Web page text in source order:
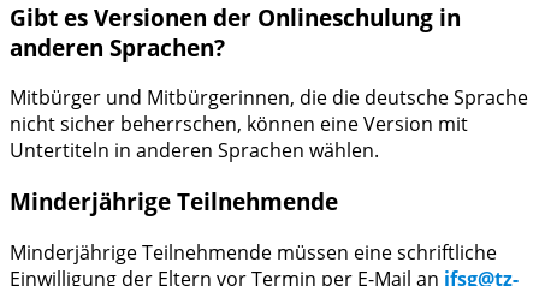
Gibt es Versionen der Onlineschulung in
anderen Sprachen?
Mitbürger und Mitbürgerinnen, die die deutsche Sprache
nicht sicher beherrschen, können eine Version mit
Untertiteln in anderen Sprachen wählen.
Minderjährige Teilnehmende
Minderjährige Teilnehmende müssen eine schriftliche
Einwilligung der Eltern vor Termin per E-Mail an ifsg@tz-